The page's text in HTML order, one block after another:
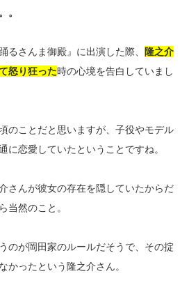
。
るさんま御殿』に出演した際、
隆之介
怒り狂った時の心境を告白していまし
のことだと思いますが、子役やモデル
に恋愛していたということですね。
さんが彼女の存在を隠していたからだ
当然のこと。
のが岡田家のルールだそうで、その掟
かったという隆之介さん。